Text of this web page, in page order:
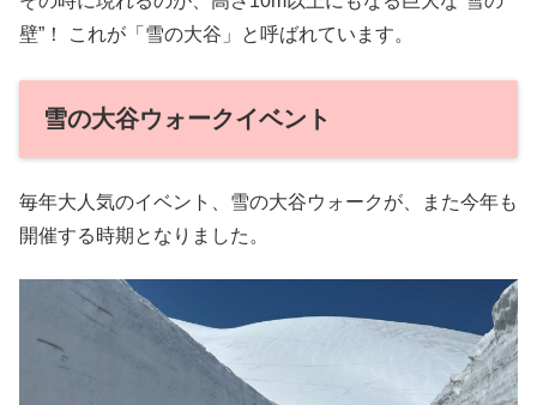
壁”！ これが「雪の大谷」と呼ばれています。
雪の大谷ウォークイベント
毎年大人気のイベント、雪の大谷ウォークが、また今年も
開催する時期となりました。